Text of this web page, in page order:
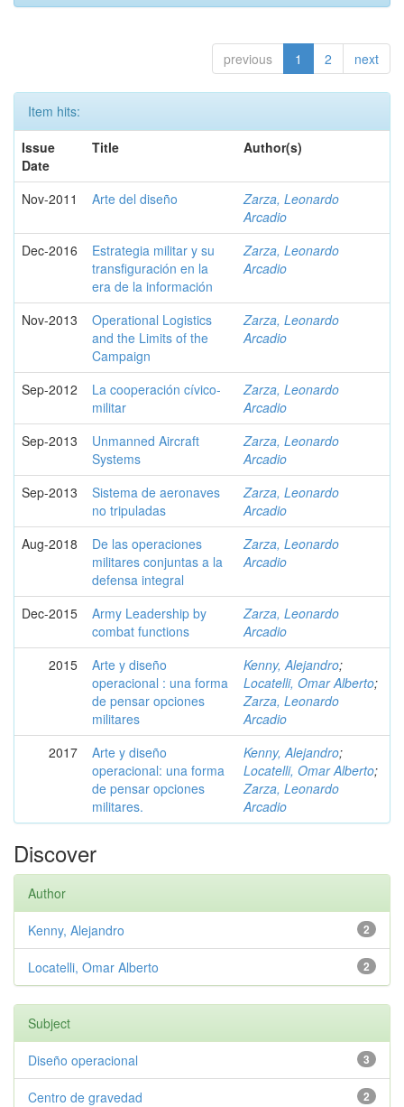
previous 1 2 next
Item hits:
Issue
Date
Title Author(s)
Nov-2011 Arte del diseño
Zarza, Leonardo
Arcadio
Dec-2016
Estrategia militar y su
transfiguración en la
era de la información
Zarza, Leonardo
Arcadio
Nov-2013
Operational Logistics
and the Limits of the
Campaign
Zarza, Leonardo
Arcadio
Sep-2012
La cooperación cívico-
militar
Zarza, Leonardo
Arcadio
Sep-2013
Unmanned Aircraft
Systems
Zarza, Leonardo
Arcadio
Sep-2013
Sistema de aeronaves
no tripuladas
Zarza, Leonardo
Arcadio
Aug-2018
De las operaciones
militares conjuntas a la
defensa integral
Zarza, Leonardo
Arcadio
Dec-2015
Army Leadership by
combat functions
Zarza, Leonardo
Arcadio
2015
Arte y diseño
operacional : una forma
de pensar opciones
militares
Kenny, Alejandro;
Locatelli, Omar Alberto;
Zarza, Leonardo
Arcadio
2017
Arte y diseño
operacional: una forma
de pensar opciones
militares.
Kenny, Alejandro;
Locatelli, Omar Alberto;
Zarza, Leonardo
Arcadio
Discover
Author
2
Kenny, Alejandro
2
Locatelli, Omar Alberto
Subject
3
Diseño operacional
2
Centro de gravedad